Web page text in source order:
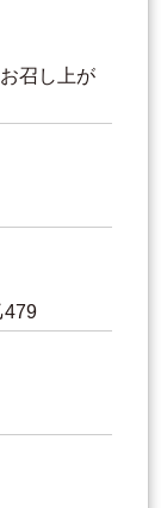
召し上が
479